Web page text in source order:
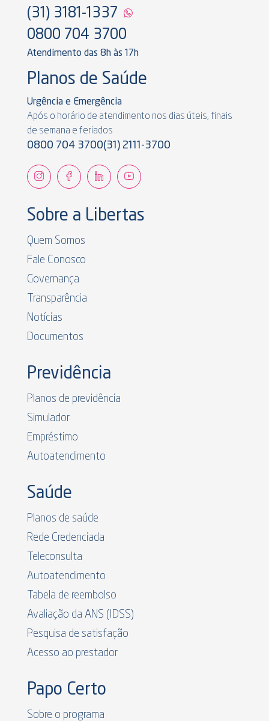
(31) 3181-1337
0800 704 3700
Atendimento das 8h às 17h
Planos de Saúde
Urgência e Emergência
Após o horário de atendimento nos dias úteis, finais
de semana e feriados
0800 704 3700(31) 2111-3700
Sobre a Libertas
Quem Somos
Fale Conosco
Governança
Transparência
Notícias
Documentos
Previdência
Planos de previdência
Simulador
Empréstimo
Autoatendimento
Saúde
Planos de saúde
Rede Credenciada
Teleconsulta
Autoatendimento
Tabela de reembolso
Avaliação da ANS (IDSS)
Pesquisa de satisfação
Acesso ao prestador
Papo Certo
Sobre o programa